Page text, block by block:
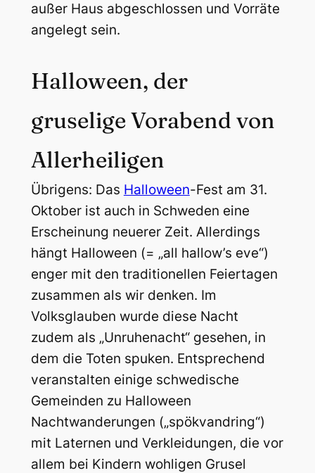
außer Haus abgeschlossen und Vorräte
angelegt sein.
Halloween, der
gruselige Vorabend von
Allerheiligen
Übrigens: Das Halloween-Fest am 31.
Oktober ist auch in Schweden eine
Erscheinung neuerer Zeit. Allerdings
hängt Halloween (= „all hallow’s eve“)
enger mit den traditionellen Feiertagen
zusammen als wir denken. Im
Volksglauben wurde diese Nacht
zudem als „Unruhenacht“ gesehen, in
dem die Toten spuken. Entsprechend
veranstalten einige schwedische
Gemeinden zu Halloween
Nachtwanderungen („spökvandring“)
mit Laternen und Verkleidungen, die vor
allem bei Kindern wohligen Grusel